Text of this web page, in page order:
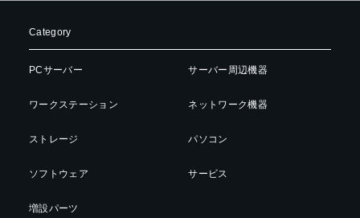
Category
PCサーバー
ワークステーション
ストレージ
ソフトウェア
増設パーツ
サーバー周辺機器
ネットワーク機器
パソコン
サービス